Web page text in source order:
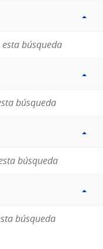
búsqueda
búsqueda
búsqueda
búsqueda